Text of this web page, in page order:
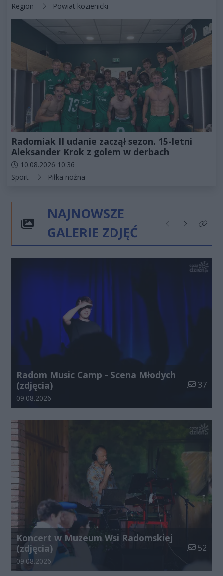
Kategorie artykułu:
Region Powiat kozienicki
Radomiak II udanie zaczął sezon. 15-letni
Aleksander Krok z golem w derbach
Data dodania artykułu:
10.08.2026 10:36
Kategorie artykułu:
Sport Piłka nożna
NAJNOWSZE
GALERIE ZDJĘĆ
Poprzednie
NastępneKliknij
Radom Music Camp - Scena Młodych
(zdjęcia)
Liczba
37
Data dodania galerii:
09.08.2026
Koncert w Muzeum Wsi Radomskiej
(zdjęcia)
Liczba
52
Data dodania galerii:
09.08.2026